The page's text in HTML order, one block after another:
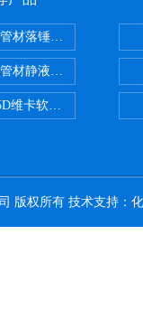
材落锤冲击试验机
材静液压爆破试验机
维卡软化点温度测定仪
版权所有 技术支持：